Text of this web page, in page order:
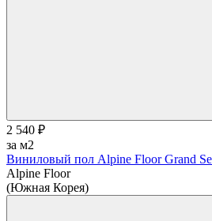
2 540 ₽
за м2
Виниловый пол Alpine Floor Grand
Alpine Floor
(Южная Корея)